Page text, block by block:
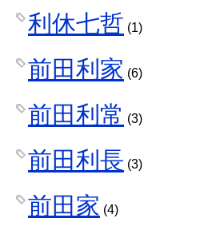
利休七哲 (1)
前田利家 (6)
前田利常 (3)
前田利長 (3)
前田家 (4)